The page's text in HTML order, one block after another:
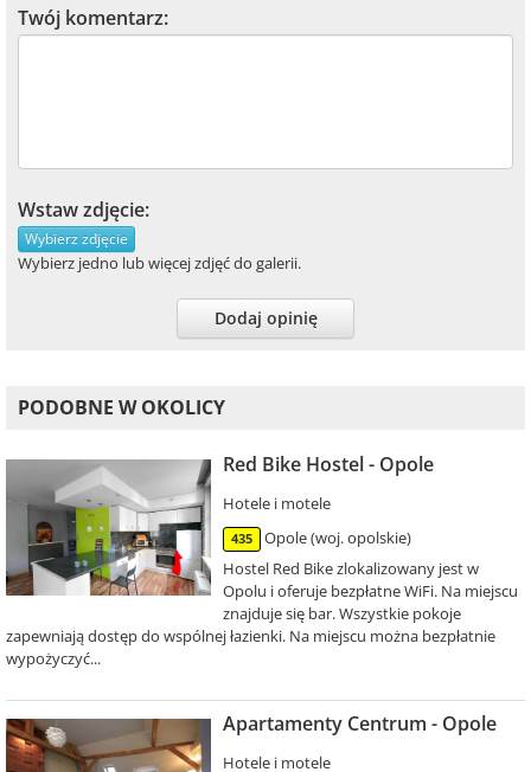
Twój komentarz:
Wstaw zdjęcie:
Wybierz zdjęcie
Wybierz jedno lub więcej zdjęć do galerii.
Dodaj opinię
PODOBNE W OKOLICY
Red Bike Hostel - Opole
Hotele i motele
435
Opole (woj. opolskie)
Hostel Red Bike zlokalizowany jest w
Opolu i oferuje bezpłatne WiFi. Na miejscu
znajduje się bar. Wszystkie pokoje
zapewniają dostęp do wspólnej łazienki. Na miejscu można bezpłatnie
wypożyczyć...
Apartamenty Centrum - Opole
Hotele i motele